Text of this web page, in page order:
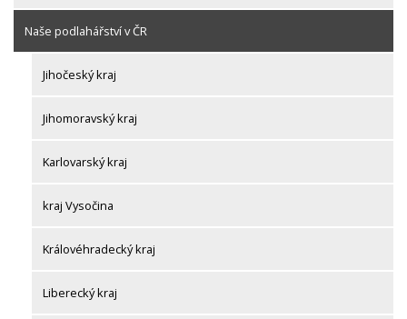
Naše podlahářství v ČR
Jihočeský kraj
Jihomoravský kraj
Karlovarský kraj
kraj Vysočina
Královéhradecký kraj
Liberecký kraj